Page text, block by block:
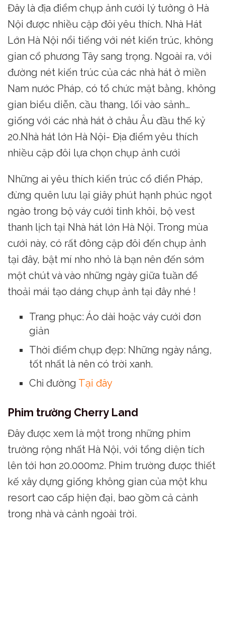
Đây là địa điểm chụp ảnh cưới lý tưởng ở Hà
Nội được nhiều cặp đôi yêu thích. Nhà Hát
Lớn Hà Nội nổi tiếng với nét kiến trúc, không
gian cổ phương Tây sang trọng. Ngoài ra, với
đường nét kiến trúc của các nhà hát ở miền
Nam nước Pháp, có tổ chức mặt bằng, không
gian biểu diễn, cầu thang, lối vào sảnh…
giống với các nhà hát ở châu Âu đầu thế kỷ
20.Nhà hát lớn Hà Nội- Địa điểm yêu thích
nhiều cặp đôi lựa chọn chụp ảnh cưới
Những ai yêu thích kiến trúc cổ điển Pháp,
đừng quên lưu lại giây phút hạnh phúc ngọt
ngào trong bộ váy cưới tinh khôi, bộ vest
thanh lịch tại Nhà hát lớn Hà Nội. Trong mùa
cưới này, có rất đông cặp đôi đến chụp ảnh
tại đây, bật mí nho nhỏ là bạn nên đến sớm
một chút và vào những ngày giữa tuần để
thoải mái tạo dáng chụp ảnh tại đây nhé !
Trang phục: Áo dài hoặc váy cưới đơn
giản
Thời điểm chụp đẹp: Những ngày nắng,
tốt nhất là nên có trời xanh.
Chỉ đường Tại đây
Phim trường Cherry Land
Đây được xem là một trong những phim
trường rộng nhất Hà Nội, với tổng diện tích
lên tới hơn 20.000m2. Phim trường được thiết
kế xây dựng giống không gian của một khu
resort cao cấp hiện đại, bao gồm cả cảnh
trong nhà và cảnh ngoài trời.